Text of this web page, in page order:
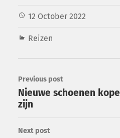
12 October 2022
Reizen
Previous post
Nieuwe schoenen
zijn
Next post